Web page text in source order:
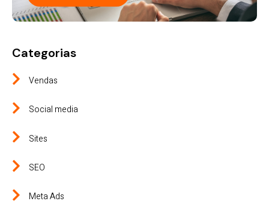
Categorias
Vendas
Social media
Sites
SEO
Meta Ads